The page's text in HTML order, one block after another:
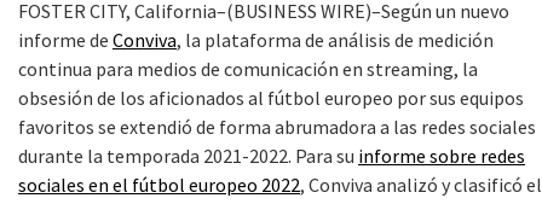
FOSTER CITY, California–(BUSINESS WIRE)–Según un nuevo
informe de Conviva, la plataforma de análisis de medición
continua para medios de comunicación en streaming, la
obsesión de los aficionados al fútbol europeo por sus equipos
favoritos se extendió de forma abrumadora a las redes sociales
durante la temporada 2021-2022. Para su informe sobre redes
sociales en el fútbol europeo 2022, Conviva analizó y clasificó el